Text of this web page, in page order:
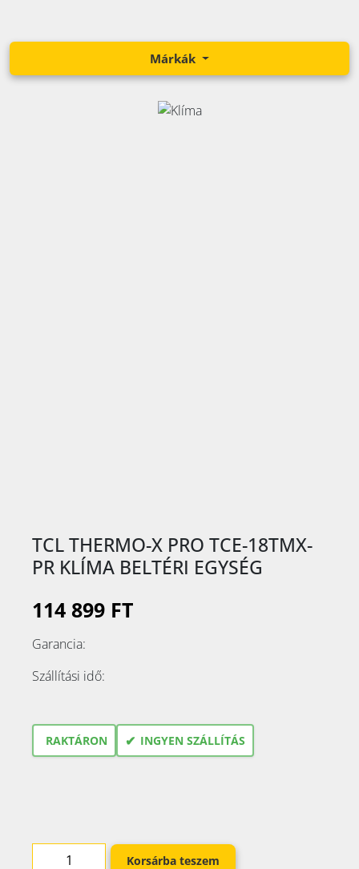
Márkák
TCL THERMO-X PRO TCE-18TMX-
PR KLÍMA BELTÉRI EGYSÉG
114 899 FT
Garancia:
Szállítási idő:
RAKTÁRON ✔ INGYEN SZÁLLÍTÁS
Korsárba teszem